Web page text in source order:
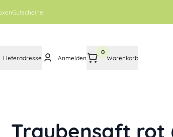
Gutscheine
Lieferadresse Anmelden
0
Warenkorb
Traubensaft rot